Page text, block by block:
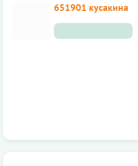
651901 кусакина